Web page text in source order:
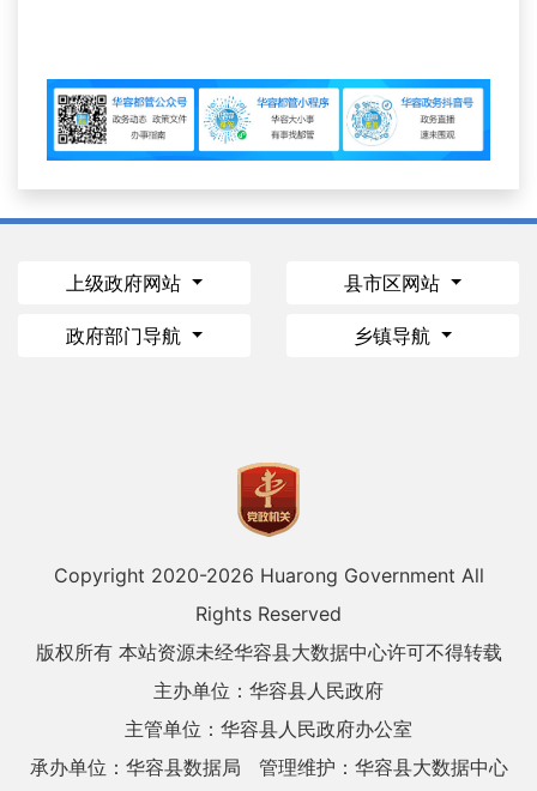
上级政府网站 县市区网站
政府部门导航 乡镇导航
Copyright 2020-2026 Huarong Government All
Rights Reserved
版权所有 本站资源未经华容县大数据中心许可不得转载
主办单位：华容县人民政府
主管单位：华容县人民政府办公室
承办单位：华容县数据局
管理维护：华容县大数据中心